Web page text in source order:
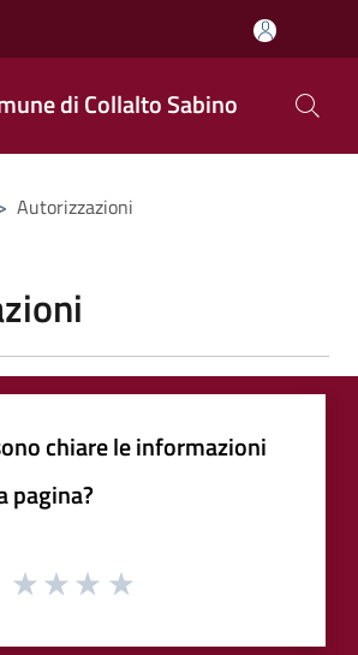
di Collalto Sabino
Autorizzazioni
chiare le informazioni
pagina?